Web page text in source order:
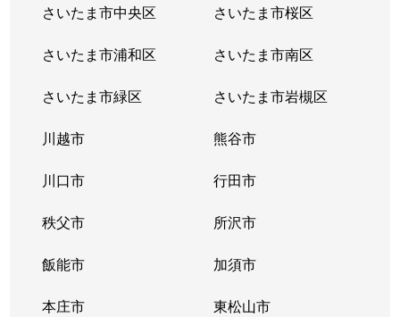
さいたま市中央区 さいたま市桜区
さいたま市浦和区 さいたま市南区
さいたま市緑区 さいたま市岩槻区
川越市 熊谷市
川口市 行田市
秩父市 所沢市
飯能市 加須市
本庄市 東松山市